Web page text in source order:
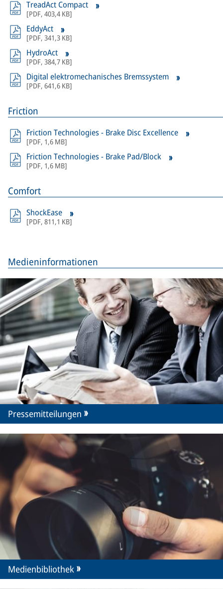
TreadAct Compact
[PDF, 403,4 KB]
EddyAct
[PDF, 341,3 KB]
HydroAct
[PDF, 384,7 KB]
Digital elektromechanisches Bremssystem
[PDF, 641,6 KB]
Friction
Friction Technologies - Brake Disc Excellence
[PDF, 1,6 MB]
Friction Technologies - Brake Pad/Block
[PDF, 1,6 MB]
Comfort
ShockEase
[PDF, 811,1 KB]
Medieninformationen
Pressemitteilungen
Medienbibliothek